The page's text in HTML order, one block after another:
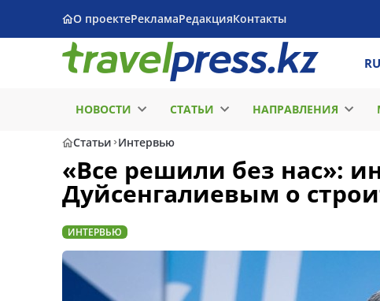
О проектеРекламаРедакцияКонтакты
RU
НОВОСТИ СТАТЬИ НАПРАВЛЕНИЯ
Статьи Интервью
«Все решили без нас»:
Дуйсенгалиевым о
ИНТЕРВЬЮ